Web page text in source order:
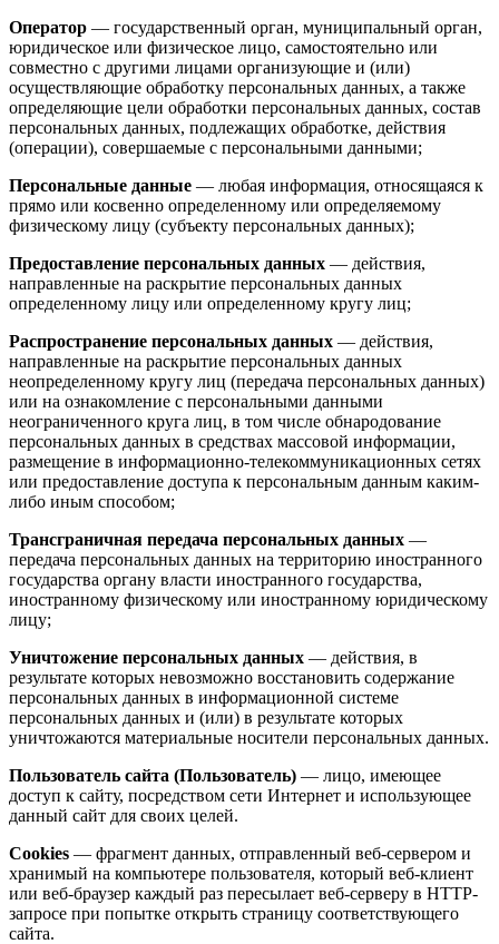
Оператор — государственный орган, муниципальный орган,
юридическое или физическое лицо, самостоятельно или
совместно с другими лицами организующие и (или)
осуществляющие обработку персональных данных, а также
определяющие цели обработки персональных данных, состав
персональных данных, подлежащих обработке, действия
(операции), совершаемые с персональными данными;
Персональные данные — любая информация, относящаяся к
прямо или косвенно определенному или определяемому
физическому лицу (субъекту персональных данных);
Предоставление персональных данных — действия,
направленные на раскрытие персональных данных
определенному лицу или определенному кругу лиц;
Распространение персональных данных — действия,
направленные на раскрытие персональных данных
неопределенному кругу лиц (передача персональных данных)
или на ознакомление с персональными данными
неограниченного круга лиц, в том числе обнародование
персональных данных в средствах массовой информации,
размещение в информационно-телекоммуникационных сетях
или предоставление доступа к персональным данным каким-
либо иным способом;
Трансграничная передача персональных данных —
передача персональных данных на территорию иностранного
государства органу власти иностранного государства,
иностранному физическому или иностранному юридическому
лицу;
Уничтожение персональных данных — действия, в
результате которых невозможно восстановить содержание
персональных данных в информационной системе
персональных данных и (или) в результате которых
уничтожаются материальные носители персональных данных.
Пользователь сайта (Пользователь) — лицо, имеющее
доступ к сайту, посредством сети Интернет и использующее
данный сайт для своих целей.
Cookies — фрагмент данных, отправленный веб-сервером и
хранимый на компьютере пользователя, который веб-клиент
или веб-браузер каждый раз пересылает веб-серверу в HTTP-
запросе при попытке открыть страницу соответствующего
сайта.